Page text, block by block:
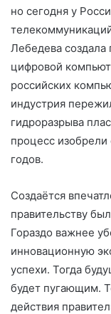
но сегодня у
Лебедева
цифровой
российских
индустрия
гидроразрыва
процесс
годов.
Создаётся
правительству
Гораздо важнее
инновационную
успехи. Тогда
будет пугающим.
действия